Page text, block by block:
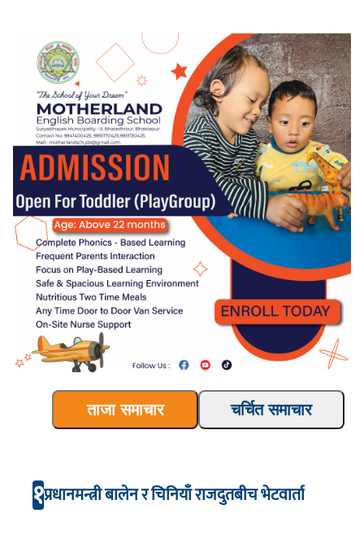
ताजा समाचार चर्चित समाचार
१प्रधानमन्त्री बालेन र चिनियाँ राजदुतबीच भेटवार्ता